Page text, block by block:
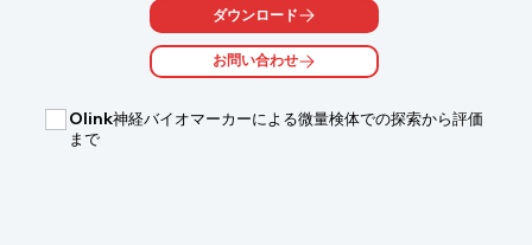
・シークエンシング
・実験の効率化
・信頼性の高い結果の獲得
ダウンロード
お問い合わせ
Olink神経バイオマーカーによる微量検体での探索から評価
まで